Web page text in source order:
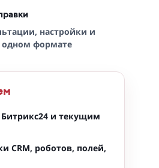
настройки и
одном формате
и текущим
CRM, роботов, полей,